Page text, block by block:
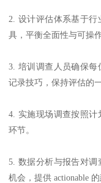
2. 设计评估体系基于
具，平衡全面性与可操作
3. 培训调查人员确保
记录技巧，保持评估的
4. 实施现场调查按照
环节。
5. 数据分析与报告对
机会，提供 actionable 的